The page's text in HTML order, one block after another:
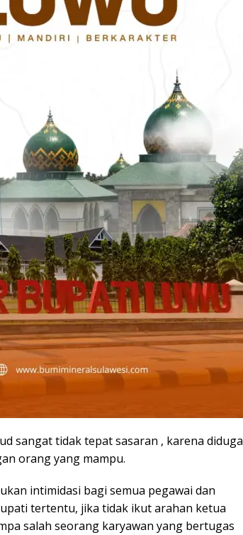
sangat tidak tepat sasaran , karena diduga
orang yang mampu.
intimidasi bagi semua pegawai dan
tertentu, jika tidak ikut arahan ketua
salah seorang karyawan yang bertugas